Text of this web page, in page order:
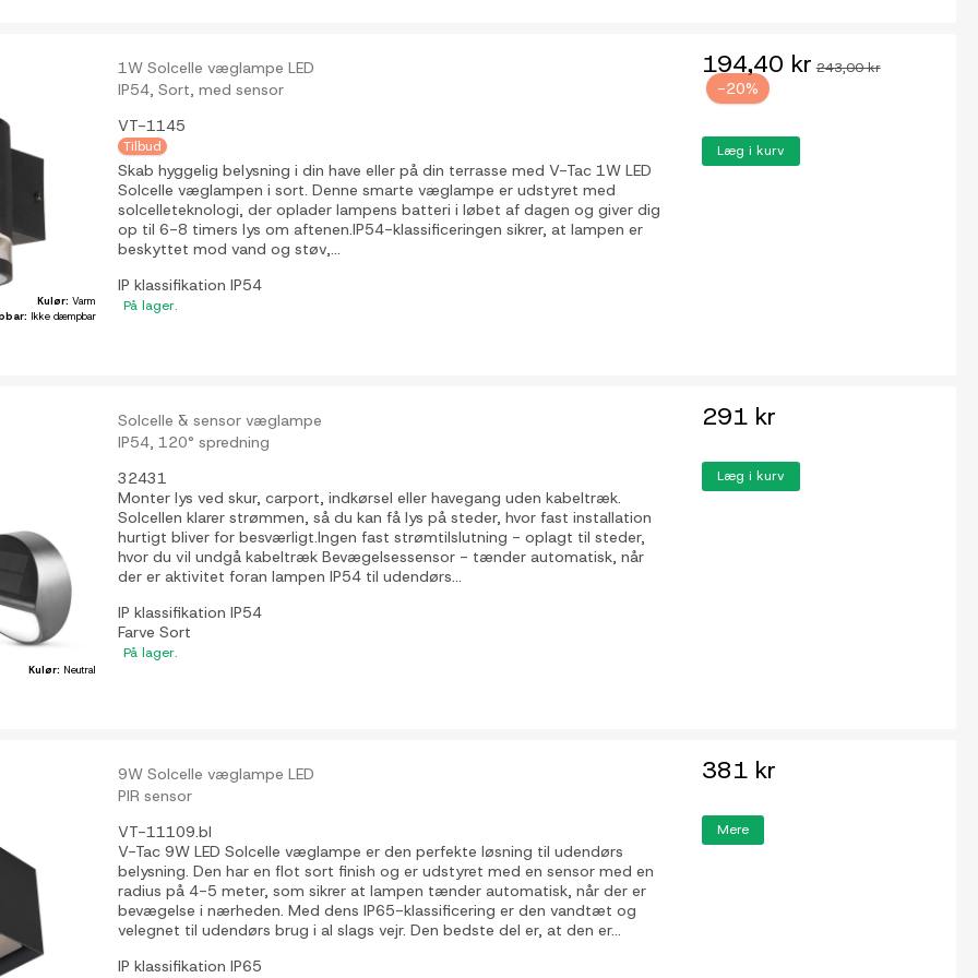
Kulør:Varm
Ikke dæmpbar
1W Solcelle væglampe LED
IP54, Sort, med sensor
VT-1145
Tilbud
Skab hyggelig belysning i din have eller på din terrasse med V-Tac 1W LED
Solcelle væglampen i sort. Denne smarte væglampe er udstyret med
solcelleteknologi, der oplader lampens batteri i løbet af dagen og giver dig
op til 6-8 timers lys om aftenen.IP54-klassificeringen sikrer, at lampen er
beskyttet mod vand og støv,...
IP klassifikationIP54
På lager.
194,40 kr 243,00 kr
-20%
Læg i kurv
Kulør: Neutral
Solcelle & sensor væglampe
IP54, 120° spredning
32431
Monter lys ved skur, carport, indkørsel eller havegang uden kabeltræk.
Solcellen klarer strømmen, så du kan få lys på steder, hvor fast installation
hurtigt bliver for besværligt.Ingen fast strømtilslutning - oplagt til steder,
hvor du vil undgå kabeltræk Bevægelsessensor - tænder automatisk, når
der er aktivitet foran lampen IP54 til udendørs...
IP klassifikationIP54
FarveSort
På lager.
291 kr
Læg i kurv
9W Solcelle væglampe LED
PIR sensor
VT-11109.bl
V-Tac 9W LED Solcelle væglampe er den perfekte løsning til udendørs
belysning. Den har en flot sort finish og er udstyret med en sensor med en
radius på 4-5 meter, som sikrer at lampen tænder automatisk, når der er
bevægelse i nærheden. Med dens IP65-klassificering er den vandtæt og
velegnet til udendørs brug i al slags vejr. Den bedste del er, at den er...
IP klassifikationIP65
381 kr
Mere